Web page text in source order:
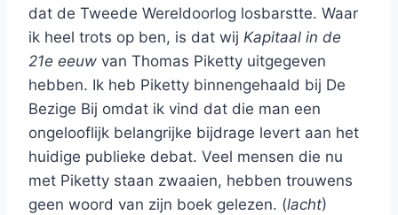
dat de Tweede Wereldoorlog losbarstte. Waar
ik heel trots op ben, is dat wij Kapitaal in de
21e eeuw van Thomas Piketty uitgegeven
hebben. Ik heb Piketty binnengehaald bij De
Bezige Bij omdat ik vind dat die man een
ongelooflijk belangrijke bijdrage levert aan het
huidige publieke debat. Veel mensen die nu
met Piketty staan zwaaien, hebben trouwens
geen woord van zijn boek gelezen. (lacht)